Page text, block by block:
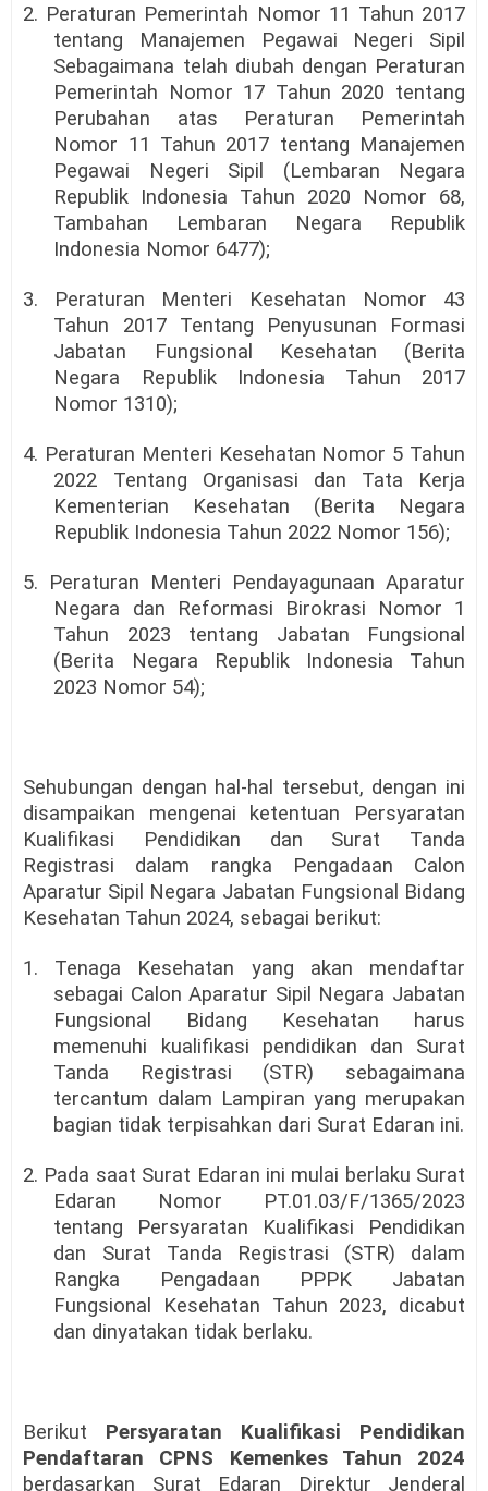
2. Peraturan Pemerintah Nomor 11 Tahun 2017
tentang Manajemen Pegawai Negeri Sipil
Sebagaimana telah diubah dengan Peraturan
Pemerintah Nomor 17 Tahun 2020 tentang
Perubahan atas Peraturan Pemerintah
Nomor 11 Tahun 2017 tentang Manajemen
Pegawai Negeri Sipil (Lembaran Negara
Republik Indonesia Tahun 2020 Nomor 68,
Tambahan Lembaran Negara Republik
Indonesia Nomor 6477);
3. Peraturan Menteri Kesehatan Nomor 43
Tahun 2017 Tentang Penyusunan Formasi
Jabatan Fungsional Kesehatan (Berita
Negara Republik Indonesia Tahun 2017
Nomor 1310);
4. Peraturan Menteri Kesehatan Nomor 5 Tahun
2022 Tentang Organisasi dan Tata Kerja
Kementerian Kesehatan (Berita Negara
Republik Indonesia Tahun 2022 Nomor 156);
5. Peraturan Menteri Pendayagunaan Aparatur
Negara dan Reformasi Birokrasi Nomor 1
Tahun 2023 tentang Jabatan Fungsional
(Berita Negara Republik Indonesia Tahun
2023 Nomor 54);
Sehubungan dengan hal-hal tersebut, dengan ini
disampaikan mengenai ketentuan Persyaratan
Kualifikasi Pendidikan dan Surat Tanda
Registrasi dalam rangka Pengadaan Calon
Aparatur Sipil Negara Jabatan Fungsional Bidang
Kesehatan Tahun 2024, sebagai berikut:
1. Tenaga Kesehatan yang akan mendaftar
sebagai Calon Aparatur Sipil Negara Jabatan
Fungsional Bidang Kesehatan harus
memenuhi kualifikasi pendidikan dan Surat
Tanda Registrasi (STR) sebagaimana
tercantum dalam Lampiran yang merupakan
bagian tidak terpisahkan dari Surat Edaran ini.
2. Pada saat Surat Edaran ini mulai berlaku Surat
Edaran Nomor PT.01.03/F/1365/2023
tentang Persyaratan Kualifikasi Pendidikan
dan Surat Tanda Registrasi (STR) dalam
Rangka Pengadaan PPPK Jabatan
Fungsional Kesehatan Tahun 2023, dicabut
dan dinyatakan tidak berlaku.
Berikut Persyaratan Kualifikasi Pendidikan
Pendaftaran CPNS Kemenkes Tahun 2024
berdasarkan Surat Edaran Direktur Jenderal